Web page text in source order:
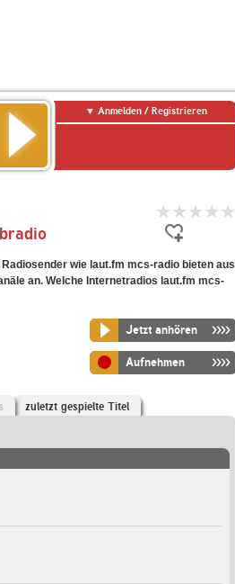
Anmelden / Registrieren
wie laut.fm mcs-radio bieten aus
an. Welche Internetradios laut.fm mcs-
Jetzt anhören
Aufnehmen
zuletzt gespielte Titel